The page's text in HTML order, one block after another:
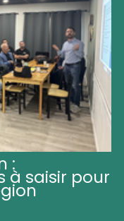
:
à saisir pour